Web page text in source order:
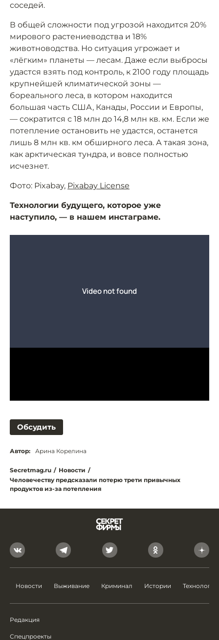
соседей.
В общей сложности под угрозой находится 20%
мирового растениеводства и 18%
животноводства. Но ситуация угрожает и
«лёгким» планеты — лесам. Даже если выбросы
удастся взять под контроль, к 2100 году площадь
крупнейшей климатической зоны —
бореального леса, в котором находится
большая часть США, Канады, России и Европы,
— сократится с 18 млн до 14,8 млн кв. км. Если же
потепление остановить не удастся, останется
лишь 8 млн кв. км обширного леса. А такая зона,
как арктическая тундра, и вовсе полностью
исчезнет.
Фото: Pixabay, Pixabay License
Технологии будущего, которое уже
наступило, — в нашем инстаграме.
Обсудить
Автор: Арина Корелина
Secretmag.ru / Новости /
Человечеству предсказали потерю трети привычных
продуктов из-за потепления
Новости Выживание Криминал Истории Технологии
Редакция
Спецпроекты